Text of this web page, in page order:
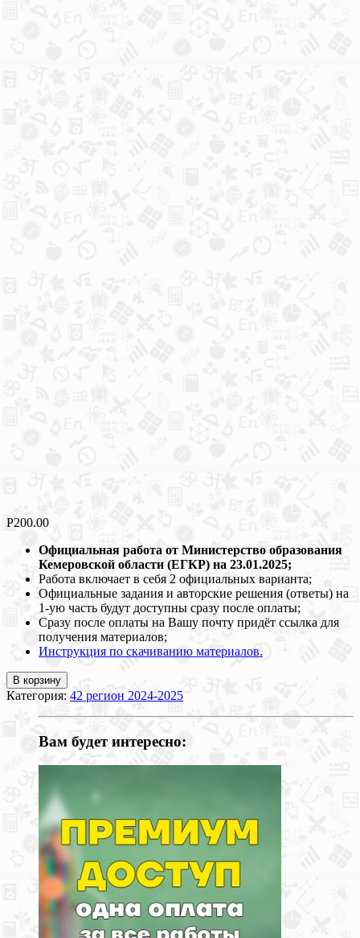
Р200.00
Официальная работа от Министерство образования
Кемеровской области (ЕГКР) на 23.01.2025;
Работа включает в себя 2 официальных варианта;
Официальные задания и авторские решения (ответы) на
1-ую часть будут доступны сразу после оплаты;
Сразу после оплаты на Вашу почту придёт ссылка для
получения материалов;
Инструкция по скачиванию материалов.
В корзину
Категория: 42 регион 2024-2025
Вам будет интересно: